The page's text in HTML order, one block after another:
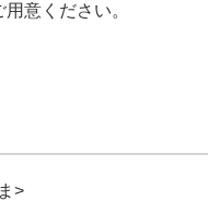
意ください。
>